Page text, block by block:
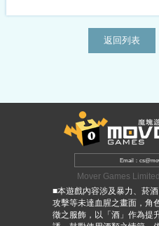
返回列表
Email：
Mover Games
■本遊戲內容涉及暴力、菸
攻擊等未達血腥之畫面，角
徵之服飾，以「酒」作為提